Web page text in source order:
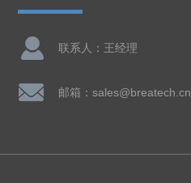
联系人：王经理
邮箱：sales@breatech.cn